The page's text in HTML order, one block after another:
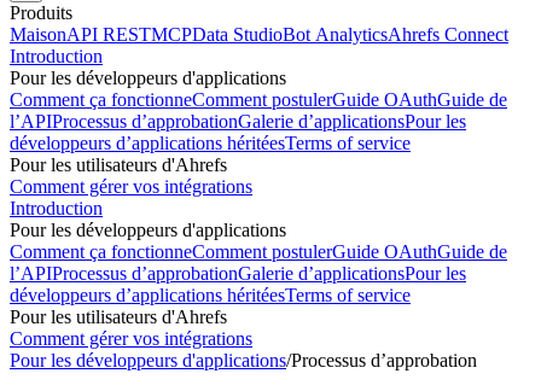
Produits
MaisonAPI RESTMCPData StudioBot AnalyticsAhrefs Connect
Introduction
Pour les développeurs d'applications
Comment ça fonctionneComment postulerGuide OAuthGuide de
l’APIProcessus d’approbationGalerie d’applicationsPour les
développeurs d’applications héritéesTerms of service
Pour les utilisateurs d'Ahrefs
Comment gérer vos intégrations
Introduction
Pour les développeurs d'applications
Comment ça fonctionneComment postulerGuide OAuthGuide de
l’APIProcessus d’approbationGalerie d’applicationsPour les
développeurs d’applications héritéesTerms of service
Pour les utilisateurs d'Ahrefs
Comment gérer vos intégrations
Pour les développeurs d'applications/Processus d’approbation